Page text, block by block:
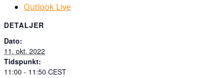
Outlook Live
DETALJER
Dato:
11. okt. 2022
Tidspunkt:
11:00 - 11:50 CEST